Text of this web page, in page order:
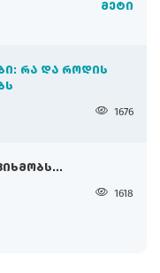
მეტი
ᲠᲐ ᲓᲐ ᲠᲝᲓᲘᲡ
1676
1618